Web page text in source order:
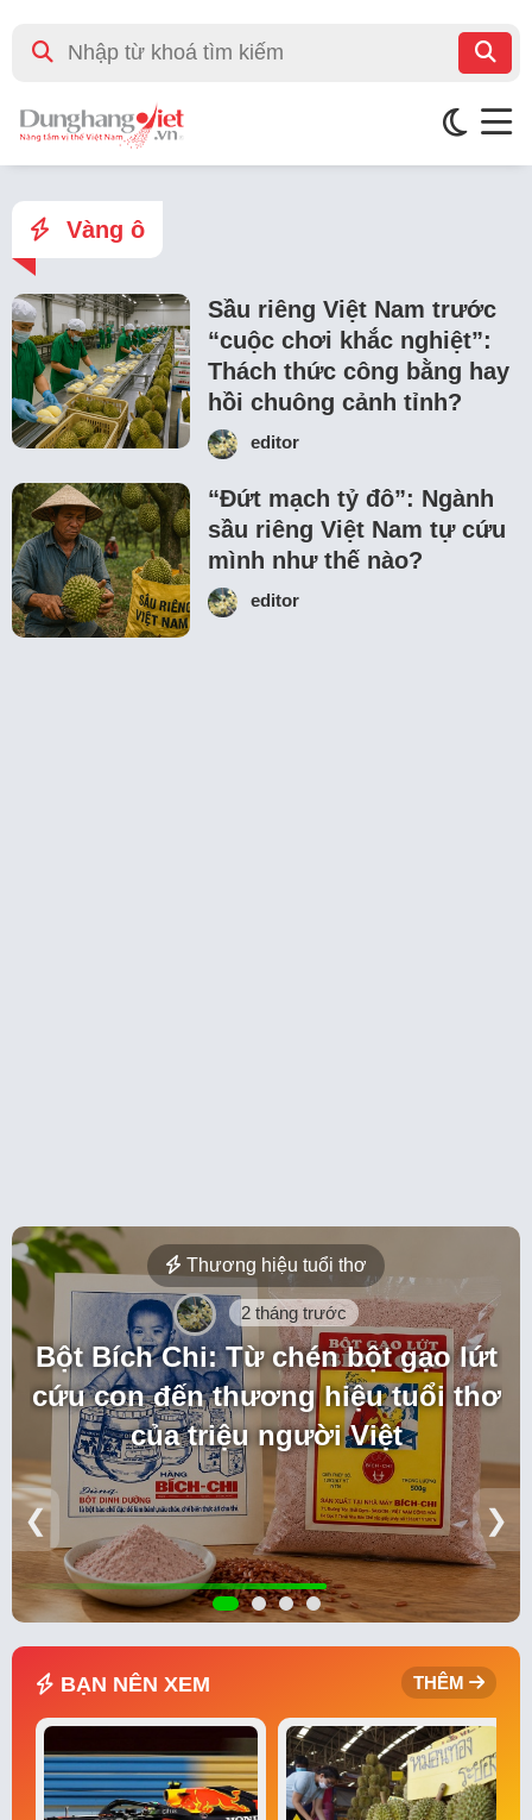
Vàng ô
Sầu riêng Việt Nam trước
“cuộc chơi khắc nghiệt”:
Thách thức công bằng hay
hồi chuông cảnh tỉnh?
editor
“Đứt mạch tỷ đô”: Ngành
sầu riêng Việt Nam tự cứu
mình như thế nào?
editor
Thương hiệu tuổi thơ
2 tháng trước
Bột Bích Chi: Từ chén bột gạo lứt
cứu con đến thương hiệu tuổi thơ
của triệu người Việt
❮ ❯
BẠN NÊN XEM THÊM